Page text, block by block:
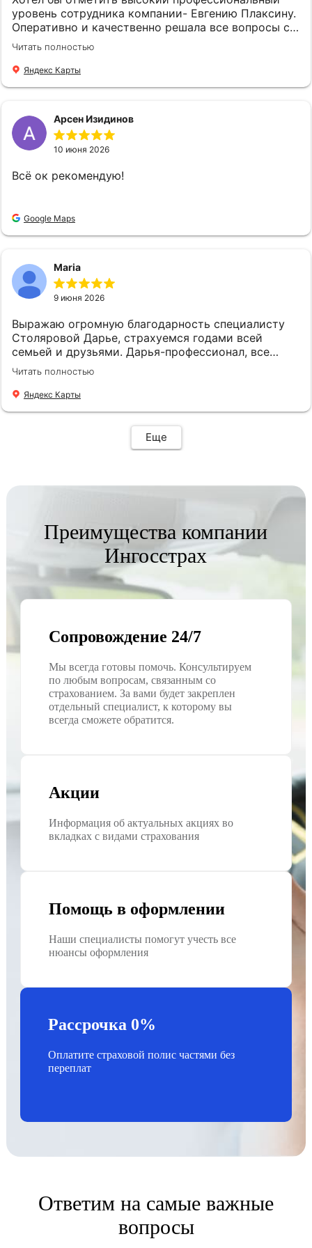
Юрьевну всем, кто ищет надёжного и
компетентного партнёра в сфере страхования.
Спасибо вам Ольга Юрьевна за вашу отличную
работу!!! Также выражаю искреннюю
благодарность и признательность всем
сотрудникам компании "Страховой Дом ДБК" за
их слаженную и профессиональную работу! С
уровень сотрудника компании- Евгению Плаксину.
Оперативно и качественно решала все вопросы с
оформлением страхового полиса. Спасибо !
Читать полностью
Яндекс Карты
Арсен Изидинов
10 июня 2026
Всё ок рекомендую!
Google Maps
Maria
9 июня 2026
Выражаю огромную благодарность специалисту
Столяровой Дарье, страхуемся годами всей
семьей и друзьями. Дарья-профессионал, все
подскажет, подберет, посоветует. Рекомендую!
Читать полностью
Яндекс Карты
Еще
Преимущества компании
Ингосстрах
Сопровождение 24/7
Мы всегда готовы помочь. Консультируем
по любым вопросам, связанным со
страхованием. За вами будет закреплен
отдельный специалист, к которому вы
всегда сможете обратится.
Акции
Информация об актуальных акциях во
вкладках с видами страхования
Помощь в оформлении
Наши специалисты помогут учесть все
нюансы оформления
Рассрочка 0%
Оплатите страховой полис частями без
переплат
Ответим на самые важные
вопросы